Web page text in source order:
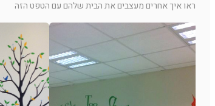
ראו איך אחרים מעצבים את הבית שלהם עם הטפט הזה